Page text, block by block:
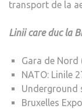
transport de la
Linii care duc la
Gara de Nord
NATO: Linile
Underground
Bruxelles